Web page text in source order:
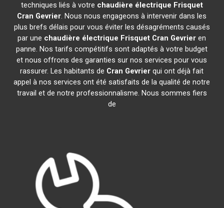
techniques liés à votre chaudière électrique Frisquet
Cran Gevrier. Nous nous engageons à intervenir dans les
plus brefs délais pour vous éviter les désagréments causés
par une chaudière électrique Frisquet Cran Gevrier en
panne. Nos tarifs compétitifs sont adaptés à votre budget
et nous offrons des garanties sur nos services pour vous
rassurer. Les habitants de Cran Gevrier qui ont déjà fait
appel à nos services ont été satisfaits de la qualité de notre
travail et de notre professionnalisme. Nous sommes fiers
de